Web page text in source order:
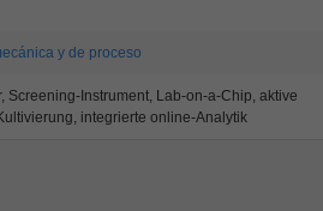
y de proceso
Screening-Instrument, Lab-on-a-Chip, aktive
integrierte online-Analytik